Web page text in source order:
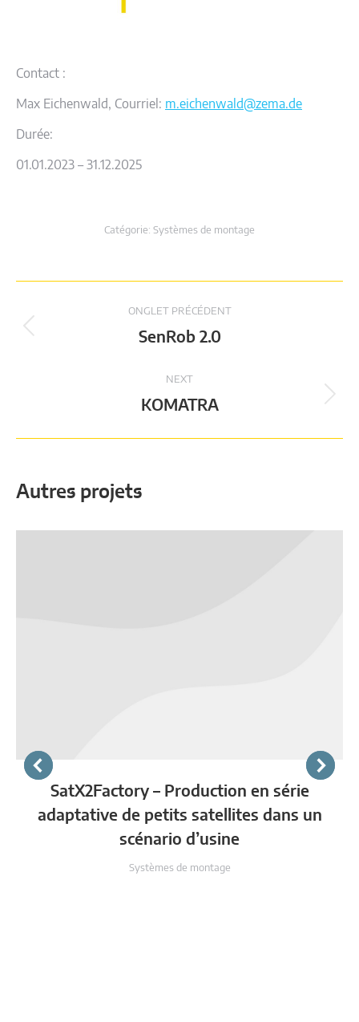
Contact :
Max Eichenwald, Courriel: m.eichenwald@zema.de
Durée:
01.01.2023 – 31.12.2025
Catégorie: Systèmes de montage
de
commentaires
ONGLET PRÉCÉDENT
Onglet
SenRob 2.0
NEXT
Projets
KOMATRA
Autres projets
SatX2Factory – Production en série
adaptative de petits satellites dans un
scénario d’usine
Systèmes de montage